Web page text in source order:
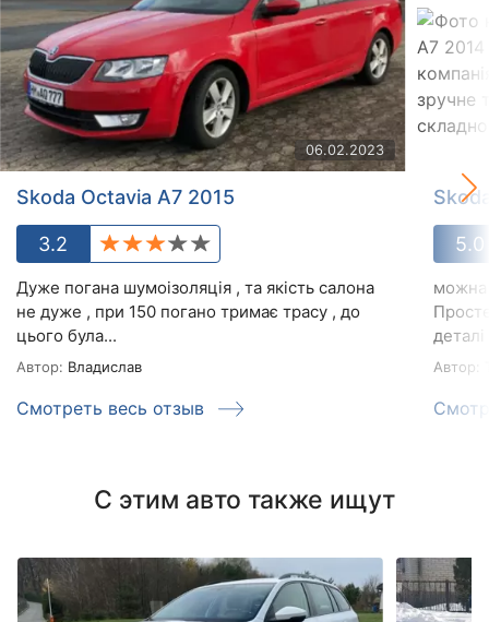
06.02.2023
Skoda Octavia A7 2015
3.2
Дуже погана шумоізоляція , та якість салона
не дуже , при 150 погано тримає трасу , до
цього була...
Автор: Владислав
Смотреть весь отзыв
5.0
можна
Автор:
С этим авто также ищут